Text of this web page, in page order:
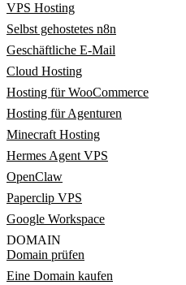
VPS Hosting
Selbst gehostetes n8n
Geschäftliche E-Mail
Cloud Hosting
Hosting für WooCommerce
Hosting für Agenturen
Minecraft Hosting
Hermes Agent VPS
OpenClaw
Paperclip VPS
Google Workspace
DOMAIN
Domain prüfen
Eine Domain kaufen